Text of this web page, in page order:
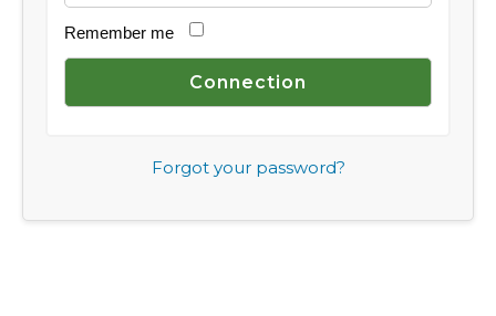
Remember me
Forgot your password?